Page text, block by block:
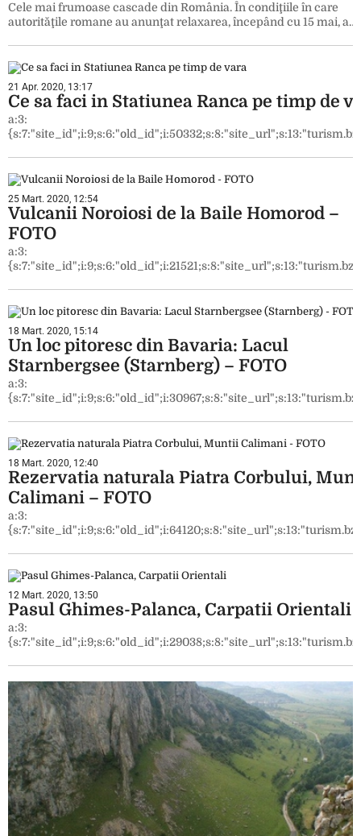
Cele mai frumoase cascade din România. În condiţiile în care
autorităţile romane au anunţat relaxarea, începând cu 15 mai, a…
21 Apr. 2020, 13:17
Ce sa faci in Statiunea Ranca pe timp de
a:3:
25 Mart. 2020, 12:54
Vulcanii Noroiosi de la Baile Homorod –
FOTO
a:3:
18 Mart. 2020, 15:14
Un loc pitoresc din Bavaria: Lacul
Starnbergsee (Starnberg) – FOTO
a:3:
18 Mart. 2020, 12:40
Rezervatia naturala Piatra Corbului,
Calimani – FOTO
a:3:
12 Mart. 2020, 13:50
Pasul Ghimes-Palanca, Carpatii Orientali
a:3: